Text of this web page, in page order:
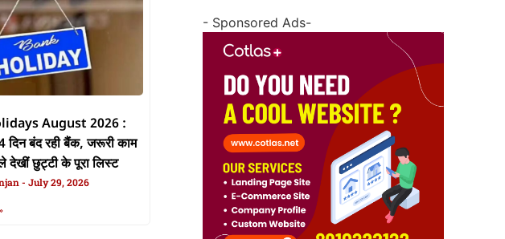
August 2026 :
दिन बंद रही बैंक, जरूरी काम
देखीं छुट्टी के पूरा लिस्ट
July 29, 2026
- Sponsored Ads-